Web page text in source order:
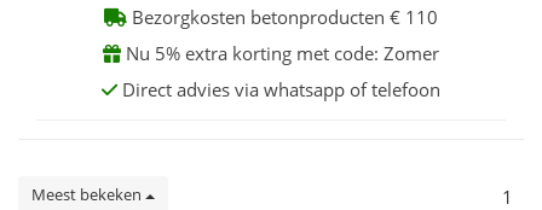
Bezorgkosten betonproducten € 110
Nu 5% extra korting met code: Zomer
Direct advies via whatsapp of telefoon
Meest bekeken 1